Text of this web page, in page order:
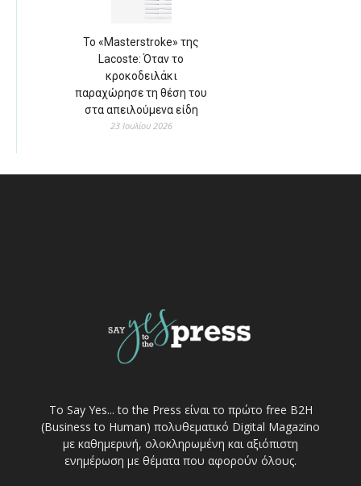
Το «Masterstroke» της
Lacoste: Όταν το
κροκοδειλάκι
παραχώρησε τη θέση του
στα απειλούμενα είδη
23 Ιουλίου 2026
Το Say Yes... to the Press είναι το πρώτο free Β2Η
(Business to Human) πολυθεματικό Digital Magazino
με καθημερινή, ολοκληρωμένη και αξιόπιστη
ενημέρωση με θέματα που αφορούν όλους.